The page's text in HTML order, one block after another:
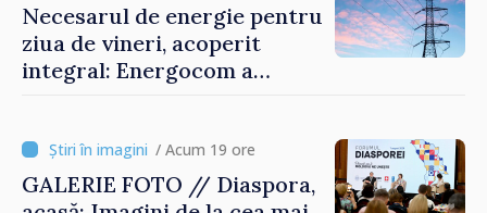
Necesarul de energie pentru
ziua de vineri, acoperit
integral: Energocom a
/ Acum 19 ore
GALERIE FOTO // Diaspora,